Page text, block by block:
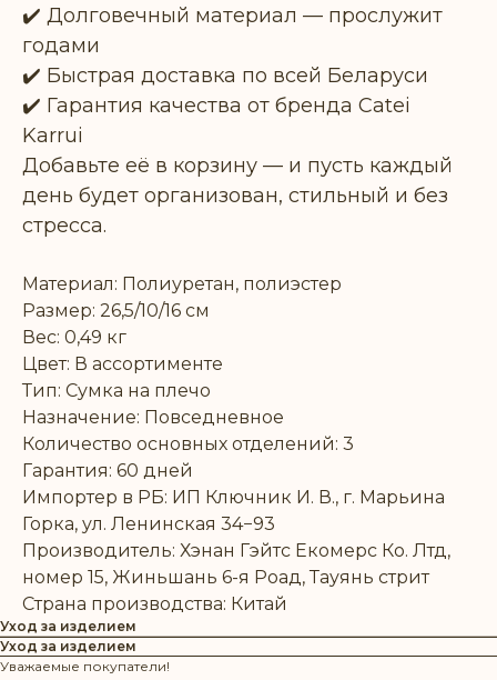
✔️ Долговечный материал — прослужит
годами
✔️ Быстрая доставка по всей Беларуси
✔️ Гарантия качества от бренда Catei
Karrui
Добавьте её в корзину — и пусть каждый
день будет организован, стильный и без
стресса.
Материал: Полиуретан, полиэстер
Размер: 26,5/10/16 см
Вес: 0,49 кг
Цвет: В ассортименте
Тип: Сумка на плечо
Назначение: Повседневное
Количество основных отделений: 3
Гарантия: 60 дней
Импортер в РБ: ИП Ключник И. В., г. Марьина
Горка, ул. Ленинская 34−93
Производитель: Хэнан Гэйтс Екомерс Ко. Лтд,
номер 15, Жиньшань 6-я Роад, Тауянь стрит
Страна производства: Китай
Уход за изделием
Уход за изделием
Уважаемые покупатели!